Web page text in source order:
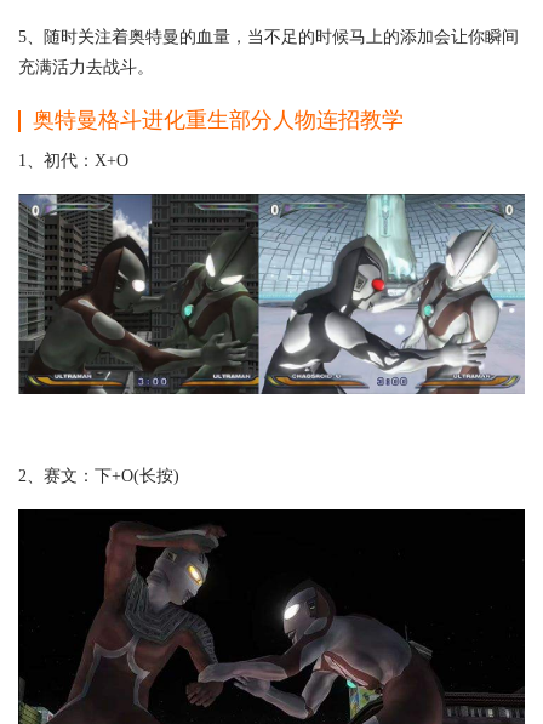
5、随时关注着奥特曼的血量，当不足的时候马上的添加会让你瞬间
充满活力去战斗。
奥特曼格斗进化重生部分人物连招教学
1、初代：X+O
2、赛文：下+O(长按)